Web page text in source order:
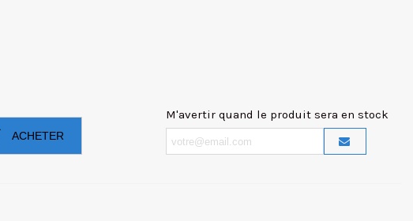
ACHETER
M'avertir quand le produit sera en stock